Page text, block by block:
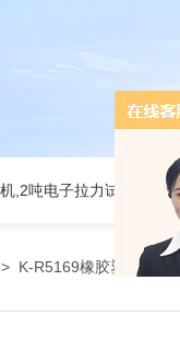
> K-R5169橡胶塑料灼热